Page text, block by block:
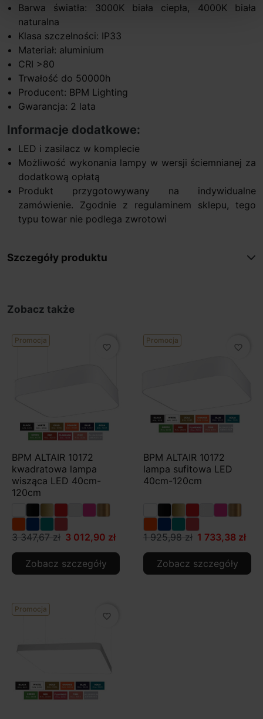
Barwa światła: 3000K biała ciepła, 4000K biała
naturalna
Klasa szczelności: IP33
Materiał: aluminium
CRI >80
Trwałość do 50000h
Producent: BPM Lighting
Gwarancja: 2 lata
Informacje dodatkowe:
LED i zasilacz w komplecie
Możliwość wykonania lampy w wersji ściemnianej za
dodatkową opłatą
Produkt przygotowywany na indywidualne
zamówienie. Zgodnie z regulaminem sklepu, tego
typu towar nie podlega zwrotowi
Szczegóły produktu
Zobacz także
Promocja
favorite_border
BPM ALTAIR 10172
kwadratowa lampa
wisząca LED 40cm-
120cm
3 347,67 zł 3 012,90 zł
Zobacz szczegóły
Promocja
favorite_border
BPM ALTAIR 10172
lampa sufitowa LED
40cm-120cm
1 925,98 zł 1 733,38 zł
Zobacz szczegóły
Promocja
favorite_border